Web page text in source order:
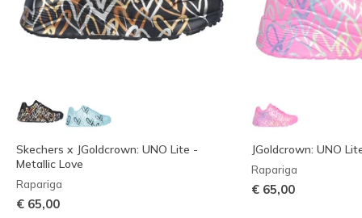
Skechers x JGoldcrown: UNO Lite -
Metallic Love
Rapariga
€ 65,00
JGoldcrown: UNO
Rapariga
€ 65,00